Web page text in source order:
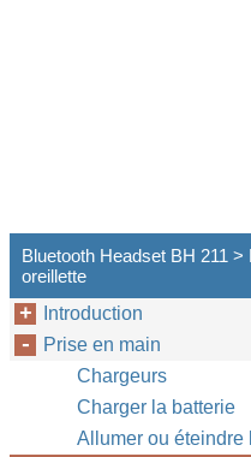
Bluetooth Headset BH 211 >
oreillette
Introduction
Prise en main
Chargeurs
Charger la batterie
Allumer ou